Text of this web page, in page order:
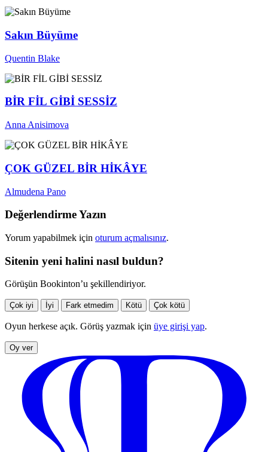
Sakın Büyüme
Quentin Blake
BİR FİL GİBİ SESSİZ
Anna Anisimova
ÇOK GÜZEL BİR HİKÂYE
Almudena Pano
Değerlendirme Yazın
Yorum yapabilmek için oturum açmalısınız.
Sitenin yeni halini nasıl buldun?
Görüşün Bookinton’u şekillendiriyor.
Çok iyi İyi Fark etmedim Kötü Çok kötü
Oyun herkese açık. Görüş yazmak için üye girişi yap.
Oy ver